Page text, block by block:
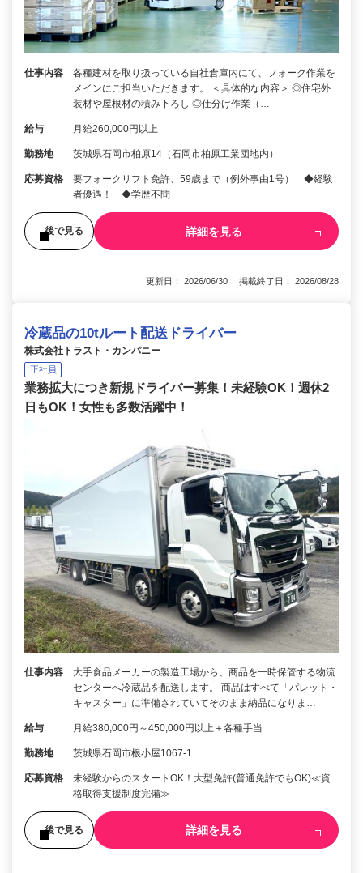
仕事内容
各種建材を取り扱っている自社倉庫内にて、フォーク作業を
メインにご担当いただきます。 ＜具体的な内容＞ ◎住宅外
装材や屋根材の積み下ろし ◎仕分け作業（…
給与 月給260,000円以上
勤務地 茨城県石岡市柏原14（石岡市柏原工業団地内）
応募資格
要フォークリフト免許、59歳まで（例外事由1号） ◆経験
者優遇！ ◆学歴不問
後で見る 詳細を見る
更新日： 2026/06/30 掲載終了日： 2026/08/28
冷蔵品の10tルート配送ドライバー
株式会社トラスト・カンパニー
正社員
業務拡大につき新規ドライバー募集！未経験OK！週休2
日もOK！女性も多数活躍中！
仕事内容
大手食品メーカーの製造工場から、商品を一時保管する物流
センターへ冷蔵品を配送します。 商品はすべて「パレット・
キャスター」に準備されていてそのまま納品になりま…
給与 月給380,000円～450,000円以上＋各種手当
勤務地 茨城県石岡市根小屋1067-1
応募資格
未経験からのスタートOK！大型免許(普通免許でもOK)≪資
格取得支援制度完備≫
後で見る 詳細を見る